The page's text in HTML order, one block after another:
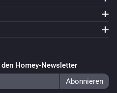
Homey-Newsletter